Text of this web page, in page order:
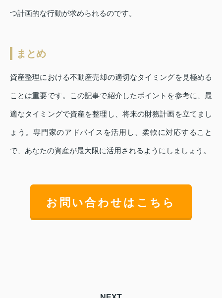
つ計画的な行動が求められるのです。
まとめ
資産整理における不動産売却の適切なタイミングを見極める
ことは重要です。この記事で紹介したポイントを参考に、最
適なタイミングで資産を整理し、将来の財務計画を立てまし
ょう。専門家のアドバイスを活用し、柔軟に対応すること
で、あなたの資産が最大限に活用されるようにしましょう。
お問い合わせはこちら